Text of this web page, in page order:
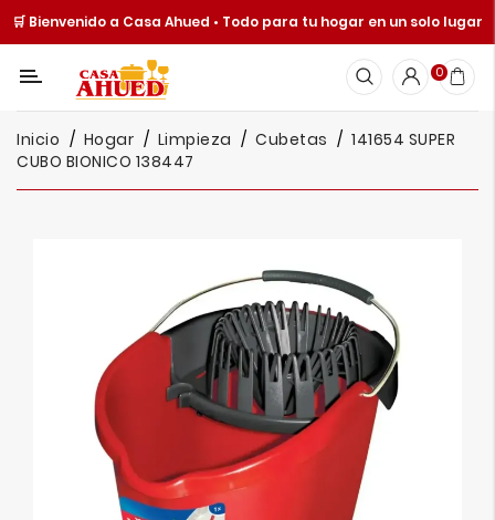
🛒 Bienvenido a Casa Ahued • Todo para tu hogar en un solo lugar
Categoría
Cocina
Y
Mesa
0
Inicio Hogar Limpieza Cubetas
141654 SUPER
CUBO BIONICO 138447